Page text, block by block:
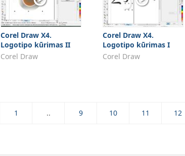
Corel Draw X4.
Logotipo kūrimas II
Corel Draw
Corel Draw X4.
Logotipo kūrimas I
Corel Draw
1 .. 9 10 11 12